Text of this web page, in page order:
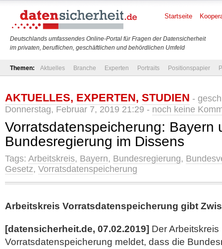
Deutschlands umfassendes Online-Portal für Fragen der Datensicherheit
im privaten, beruflichen, geschäftlichen und behördlichen Umfeld
Startseite
Themen: Aktuelles Branche Experten Portraits Positionspapier
AKTUELLES, EXPERTEN, STUDIEN -
Donnerstag, Februar 7, 2019 21:29 - noch keine
Vorratsdatenspeicherung: Bayern
Bundesregierung im Dissens
Tags: Arbeitskreis, Bayern, Bundesregierung,
Gesetz, Vorratsdatenspeicherung
Arbeitskreis Vorratsdatenspeicherung gibt
[datensicherheit.de, 07.02.2019] Der Arbeitskreis
Vorratsdatenspeicherung meldet, dass die